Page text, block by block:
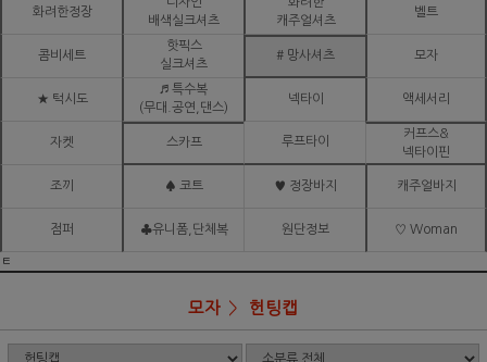
화려한정장
배색실크셔츠
캐주얼셔츠
벨트
콤비세트
핫픽스
실크셔츠
# 망사셔츠 모자
★ 턱시도
♬ 특수복
(무대.공연,댄스)
넥타이 액세서리
자켓 스카프 루프타이
커프스&
넥타이핀
조끼 ♠ 코트 ♥ 정장바지 캐주얼바지
점퍼 ♣유니폼,단체복 원단정보 ♡ Woman
ㅌ
모자 헌팅캡